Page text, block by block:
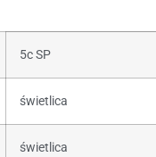
5c SP
świetlica
świetlica